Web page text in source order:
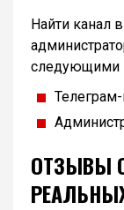
Найти канал
следующими
ОТЗЫВЫ О